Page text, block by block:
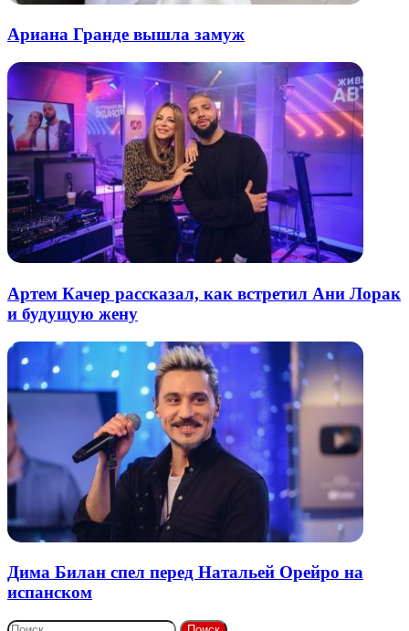
Ариана Гранде вышла замуж
Артем Качер рассказал, как встретил Ани Лорак
и будущую жену
Дима Билан спел перед Натальей Орейро на
испанском
Найти: